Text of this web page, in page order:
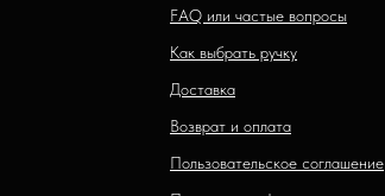
FAQ или частые вопросы
Как выбрать ручку
Доставка
Возврат и оплата
Пользовательское соглашение